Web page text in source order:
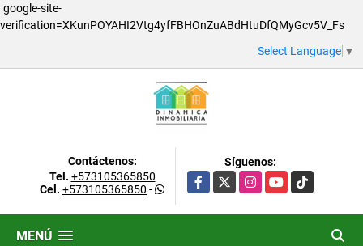
google-site-
verification=XKunPOYAHI2Vtg4yfFBHOnZuABdHtuDfQMyGcv5V_Fs
Select Language ▼
Contáctenos:
Tel. +573105365850
Cel. +573105365850 -
Síguenos:
Facebook
X InstagramYouTubeTikTok
MENÚ